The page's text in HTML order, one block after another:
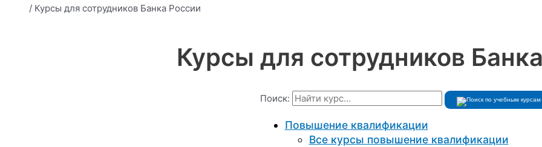
/ Курсы для сотрудников Банка России
Курсы для сотрудников
Поиск:
Повышение квалификации
Все курсы повышение квалификации